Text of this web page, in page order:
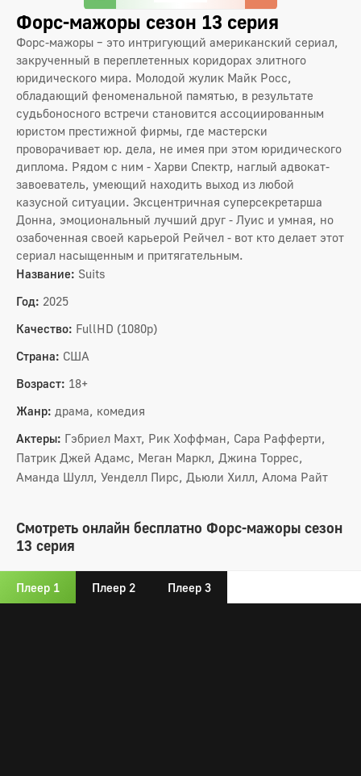
Форс-мажоры сезон 13 серия
Форс-мажоры – это интригующий американский сериал,
закрученный в переплетенных коридорах элитного
юридического мира. Молодой жулик Майк Росс,
обладающий феноменальной памятью, в результате
судьбоносного встречи становится ассоциированным
юристом престижной фирмы, где мастерски
проворачивает юр. дела, не имея при этом юридического
диплома. Рядом с ним - Харви Спектр, наглый адвокат-
завоеватель, умеющий находить выход из любой
казусной ситуации. Эксцентричная суперсекретарша
Донна, эмоциональный лучший друг - Луис и умная, но
озабоченная своей карьерой Рейчел - вот кто делает этот
сериал насыщенным и притягательным.
Название: Suits
Год: 2025
Качество: FullHD (1080p)
Страна: США
Возраст: 18+
Жанр: драма, комедия
Актеры: Гэбриел Махт, Рик Хоффман, Сара Рафферти,
Патрик Джей Адамс, Меган Маркл, Джина Торрес,
Аманда Шулл, Уенделл Пирс, Дьюли Хилл, Алома Райт
Смотреть онлайн бесплатно Форс-мажоры сезон
13 серия
Плеер 1 Плеер 2 Плеер 3